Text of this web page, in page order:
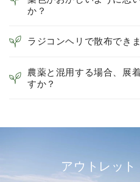
か？
ラジコンヘリで散布でき
農薬と混用する場合、展
すか？
アウトレッ